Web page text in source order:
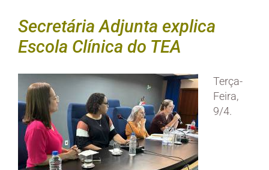
Secretária Adjunta explica
Escola Clínica do TEA
Terça-
Feira,
9/4.